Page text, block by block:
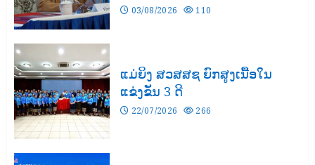
03/08/2026 110
ແມ່ຍິງ ສວສສຊ ຍົກສູງເນື້ອໃນ
ແຂ່ງຂັນ 3 ດີ
22/07/2026 266